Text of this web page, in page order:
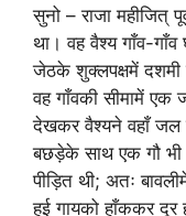
सुनो – राजा महीजित्
था। वह वैश्य गाँव-गाँव
जेठके शुक्लपक्षमें दशमी
वह गाँवकी सीमामें एक
देखकर वैश्यने वहाँ जल
बछड़ेके साथ एक गौ
पीड़ित थी; अतः
हुई गायको हाँककर दूर